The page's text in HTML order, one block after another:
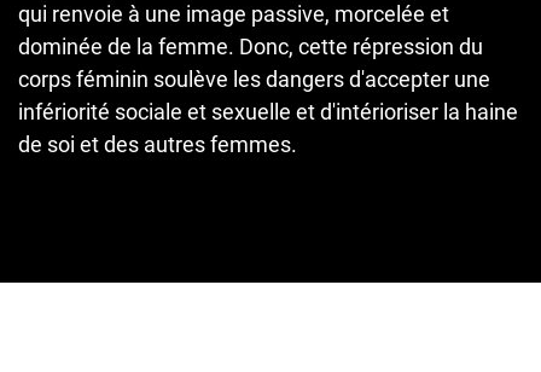
qui renvoie à une image passive, morcelée et
dominée de la femme. Donc, cette répression du
corps féminin soulève les dangers d'accepter une
infériorité sociale et sexuelle et d'intérioriser la haine
de soi et des autres femmes.